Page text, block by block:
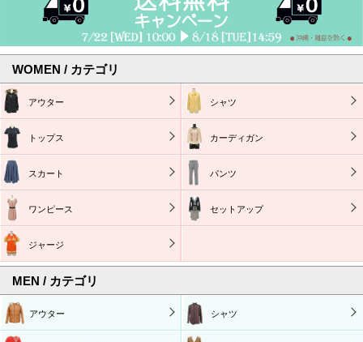
WOMEN / カテゴリ
アウター シャツ
トップス カーディガン
スカート パンツ
ワンピース セットアップ
ジャージ
MEN / カテゴリ
アウター シャツ